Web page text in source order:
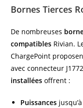
Bornes Tierces
De nombreuses
compatibles Rivian.
ChargePoint
avec connecteur
installées offrent :
Puissances